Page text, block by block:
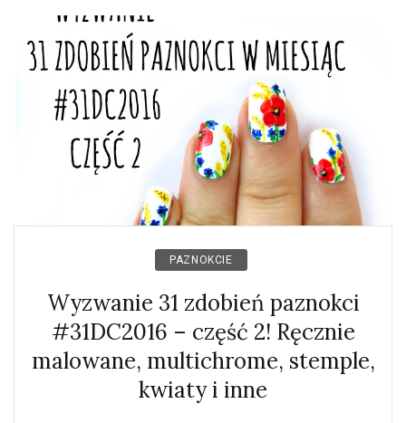
PAZNOKCIE
Wyzwanie 31 zdobień paznokci
#31DC2016 – część 2! Ręcznie
malowane, multichrome, stemple,
kwiaty i inne